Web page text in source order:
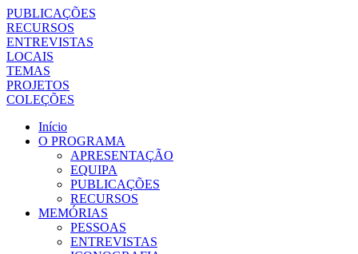
PUBLICAÇÕES
RECURSOS
ENTREVISTAS
LOCAIS
TEMAS
PROJETOS
COLEÇÕES
Início
O PROGRAMA
APRESENTAÇÃO
EQUIPA
PUBLICAÇÕES
RECURSOS
MEMÓRIAS
PESSOAS
ENTREVISTAS